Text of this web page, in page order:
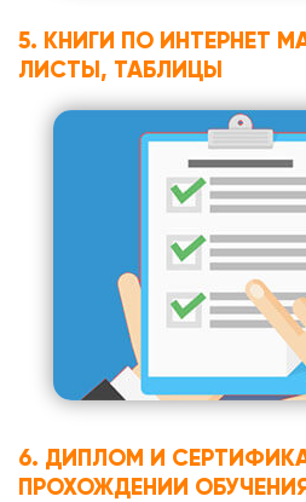
5. КНИГИ ПО ИНТЕРНЕТ
ЛИСТЫ, ТАБЛИЦЫ
6. ДИПЛОМ И
ПРОХОЖДЕНИИ